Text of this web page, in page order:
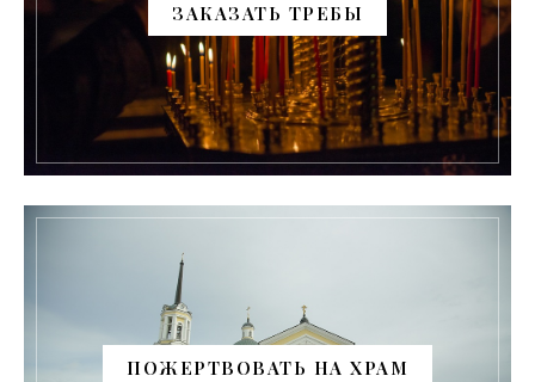
ЗАКАЗАТЬ ТРЕБЫ
ПОЖЕРТВОВАТЬ НА ХРАМ